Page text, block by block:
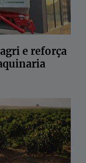
e reforça